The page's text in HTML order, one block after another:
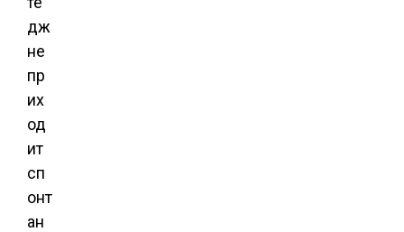
дж
не
пр
их
од
ит
сп
онт
ан